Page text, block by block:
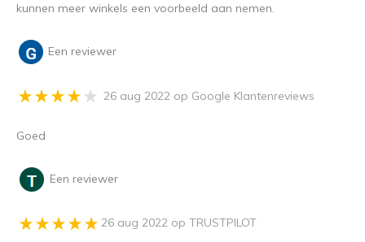
kunnen meer winkels een voorbeeld aan nemen.
Een reviewer
26 aug 2022 op Google Klantenreviews
Goed
Een reviewer
26 aug 2022 op TRUSTPILOT